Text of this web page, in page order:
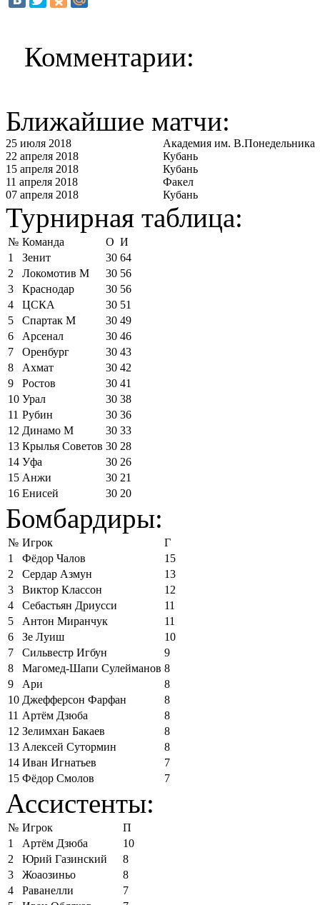
Комментарии:
Ближайшие матчи:
25 июля 2018
Академия им. В.Понедельника
22 апреля 2018
Кубань
15 апреля 2018
Кубань
11 апреля 2018
Факел
07 апреля 2018
Кубань
Турнирная таблица:
№ Команда О И
1
Зенит 30 64
2
Локомотив М 30 56
3
Краснодар 30 56
4
ЦСКА 30 51
5
Спартак М 30 49
6
Арсенал 30 46
7
Оренбург 30 43
8
Ахмат 30 42
9
Ростов 30 41
10 Урал 30 38
11 Рубин 30 36
12 Динамо М 30 33
13 Крылья Советов 30 28
14 Уфа 30 26
15 Анжи 30 21
16 Енисей 30 20
Бомбардиры:
№ Игрок
Г
1
Фёдор Чалов
15
2
Сердар Азмун
13
3
Виктор Классон
12
4
Себастьян Дриусси
11
5
Антон Миранчук
11
6
Зе Луиш
10
7
Сильвестр Игбун
9
8
Магомед-Шапи Сулейманов 8
9
Ари
8
10 Джефферсон Фарфан
8
11 Артём Дзюба
8
12 Зелимхан Бакаев
8
13 Алексей Сутормин
8
14 Иван Игнатьев
7
15 Фёдор Смолов 7
Ассистенты:
№ Игрок
П
1
Артём Дзюба
10
2
Юрий Газинский
8
3
Жоаозиньо
8
4
Раванелли
7